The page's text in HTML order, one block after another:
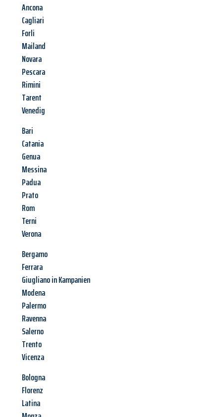
Ancona
Cagliari
Forli
Mailand
Novara
Pescara
Rimini
Tarent
Venedig
Bari
Catania
Genua
Messina
Padua
Prato
Rom
Terni
Verona
Bergamo
Ferrara
Giugliano in Kampanien
Modena
Palermo
Ravenna
Salerno
Trento
Vicenza
Bologna
Florenz
Latina